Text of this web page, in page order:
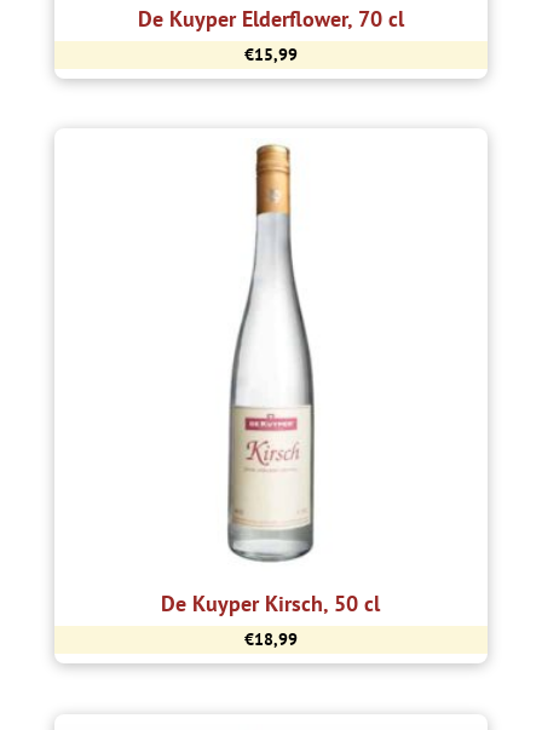
De Kuyper Elderflower, 70 cl
€15,99
De Kuyper Kirsch, 50 cl
€18,99